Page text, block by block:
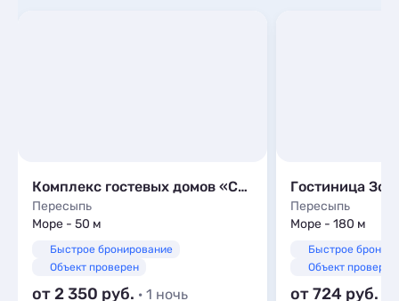
Комплекс гостевых домов «Семейный»
Пересыпь
Море - 50 м
Быстрое бронирование
Объект проверен
от 2 350 · 1 ночь
Гостиница
Пересыпь
Море - 180 м
Быстрое
Объект проверен
от 724